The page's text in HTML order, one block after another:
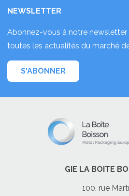
NEWSLETTER
Abonnez-vous à notre
toutes les actualités du marché
S'ABONNER
GIE LA BOITE
100, rue